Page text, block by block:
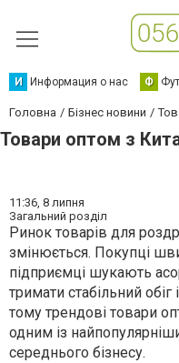
И Информация о нас Ф
Головна Бізнес новини
Товари оптом з
11:36, 8 липня
Загальний розділ
Ринок товарів для
змінюється. Покупці
підприємці шукають
тримати стабільний
тому трендові товари
одним із
середнього бізнесу.